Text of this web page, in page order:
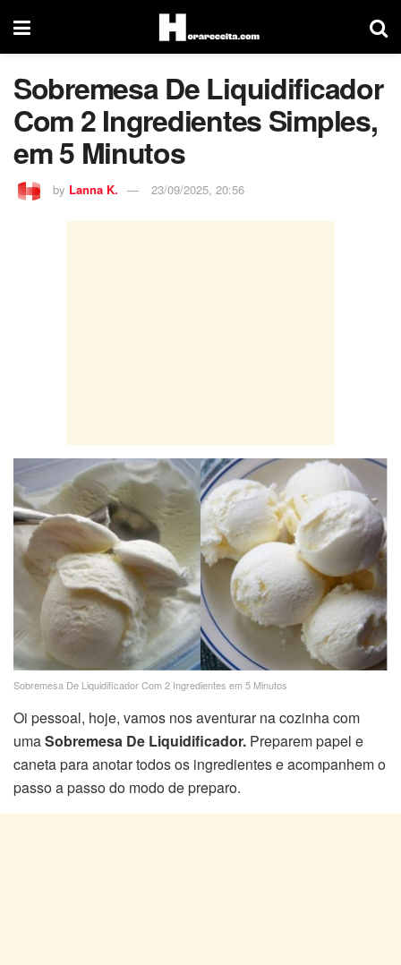
Sobremesa De Liquidificador
Com 2 Ingredientes Simples,
em 5 Minutos
by Lanna K. 23/09/2025, 20:56
Sobremesa De Liquidificador Com 2 Ingredientes em 5 Minutos
Oi pessoal, hoje, vamos nos aventurar na cozinha com
umaSobremesa De Liquidificador. Preparem papel e
caneta para anotar todos os ingredientes e acompanhem o
passo a passo do modo de preparo.